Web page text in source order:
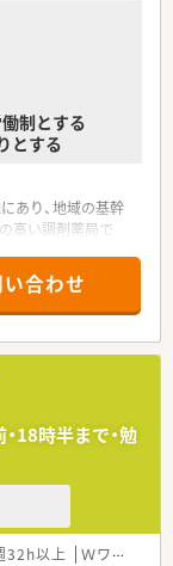
制とする
とする
あり、地域の基幹
高い調剤薬局で
100枚ほどの処方
得できる環境で
アシスタントも在
が少なく安心です。
、現在は富士薬品
いる安定企業で
を70店舗以上展開
が大きな魅力で
など、社員が健康
合わせ
18時半まで・勉
32h以上 Ｗワーク可